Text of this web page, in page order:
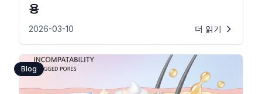
용
2026-03-10 더 읽기
Blog